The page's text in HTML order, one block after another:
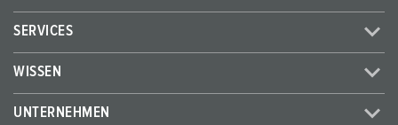
SERVICES
WISSEN
UNTERNEHMEN